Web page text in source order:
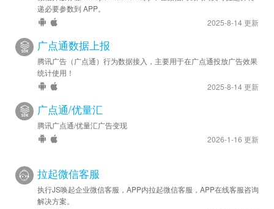
递必要参数到 APP。
2025-8-14 更新
广点通数据上报
腾讯广告（广点通）行为数据接入，主要用于在广点通投放广告效果
统计使用！
2025-8-14 更新
广点通/优量汇
腾讯广点通/优量汇广告变现
2026-1-16 更新
拉起微信客服
执行JS唤起企业微信客服，APP内拉起微信客服，APP在线客服咨询
解决方案。